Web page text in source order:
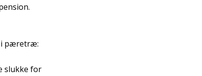
i pæretræ:
slukke for